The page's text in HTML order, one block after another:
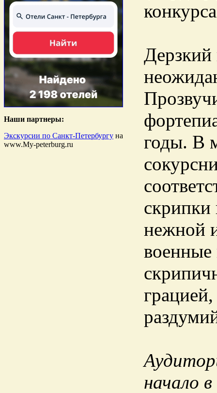
Наши партнеры:
Экскурсии по Санкт-Петербургу на
www.My-peterburg.ru
годы. В
скрипки
нежной
военные
начало